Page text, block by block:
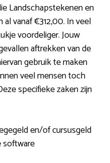
Landschapstekenen en
vanaf €312,00. In veel
voordeliger. Jouw
aftrekken van de
gebruik te maken
veel mensen toch
specifieke zaken zijn
en/of cursusgeld
software